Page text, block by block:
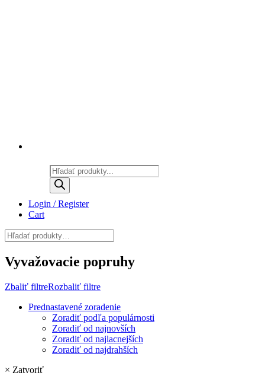
Products
search
Login / Register
Cart
Vyvažovacie popruhy
Zbaliť filtreRozbaliť filtre
Prednastavené zoradenie
Zoradiť podľa populárnosti
Zoradiť od najnovších
Zoradiť od najlacnejších
Zoradiť od najdrahších
× Zatvoriť